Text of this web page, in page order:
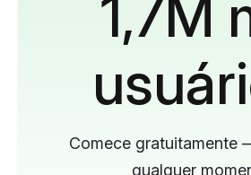
1,7M
Comece gratuitamente
qualquer